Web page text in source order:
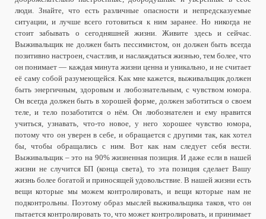
люди. Знайте, что есть различные опасности и непредсказуемые
ситуации, и лучше всего готовиться к ним заранее. Но никогда не
стоит забывать о сегодняшней жизни. Живите здесь и сейчас.
Выживальщик не должен быть пессимистом, он должен быть всегда
позитивно настроен, счастлив, и наслаждаться жизнью, тем более, что
он понимает — каждая минута жизни ценна и уникально, и не считает
её саму собой разумеющейся. Как мне кажется, выживальщик должен
быть энергичным, здоровым и любознательным, с чувством юмора.
Он всегда должен быть в хорошей форме, должен заботиться о своем
теле, и тело позаботится о нём. Он любознателен и ему нравится
учиться, узнавать, что-то новое, у него хорошее чувство юмора,
потому что он уверен в себе, и обращается с другими так, как хотел
бы, чтобы обращались с ним. Вот как нам следует себя вести.
Выживальщик – это на 90% жизненная позиция. И даже если в нашей
жизни не случится БП (конца света), то эта позиция сделает Вашу
жизнь более богатой и приносящей удовольствие. В нашей жизни есть
вещи которые мы можем контролировать, и вещи которые нам не
подконтрольны. Поэтому образ мыслей выживальщика таков, что он
пытается контролировать то, что может контролировать, и принимает